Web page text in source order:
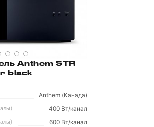
Anthem STR
black
Anthem (Канада)
400 Вт/канал
600 Вт/канал